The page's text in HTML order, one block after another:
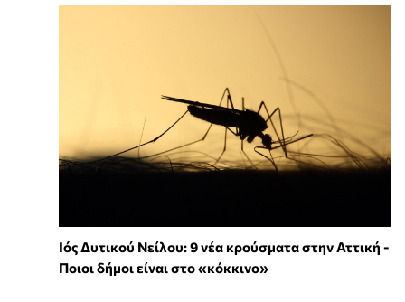
Ιός Δυτικού Νείλου: 9 νέα κρούσματα στην Αττική -
Ποιοι δήμοι είναι στο «κόκκινο»